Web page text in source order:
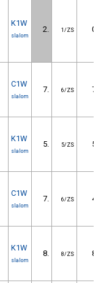
K1W
slalom
2. 1/ZS 0.96
C1W
slalom
7. 6/ZS 7.93
K1W
slalom
5. 5/ZS 5.04
C1W
slalom
7. 6/ZS 4.65
K1W
slalom
8. 8/ZS 8.32